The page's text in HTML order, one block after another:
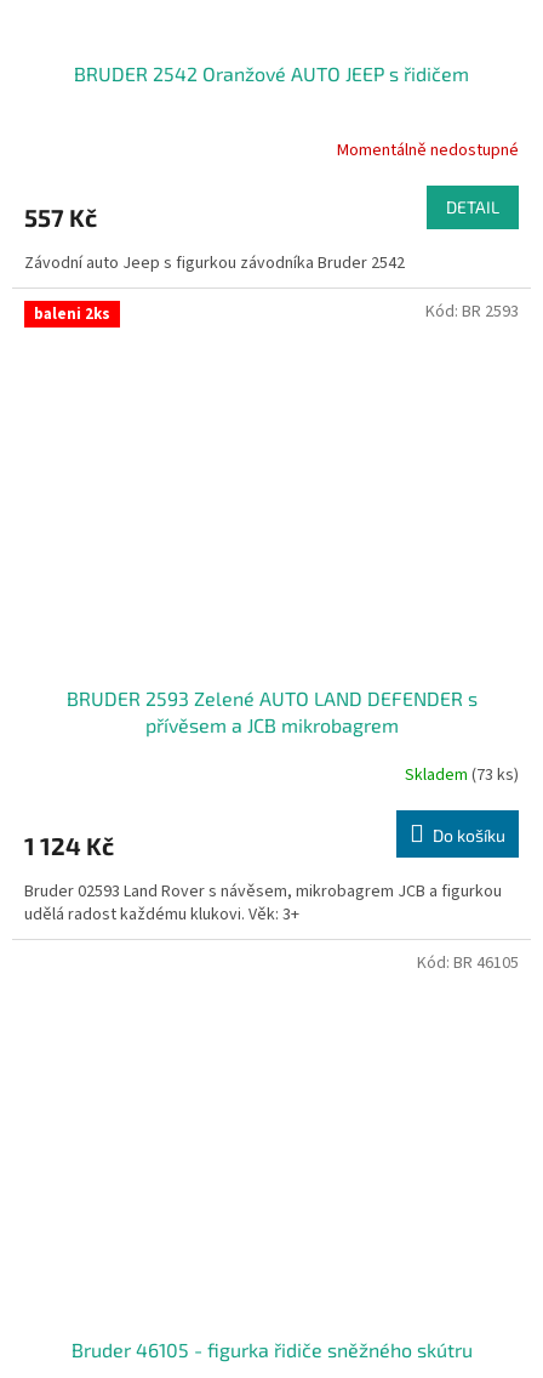
BRUDER 2542 Oranžové AUTO JEEP s řidičem
Momentálně nedostupné
557 Kč DETAIL
Závodní auto Jeep s figurkou závodníka Bruder 2542
baleni 2ks
BRUDER 2593 Zelené AUTO LAND DEFENDER s
přívěsem a JCB mikrobagrem
Skladem (73 ks)
1 124 Kč Do košíku
Bruder 02593 Land Rover s návěsem, mikrobagrem JCB a figurkou
udělá radost každému klukovi. Věk: 3+
Kód: BR 2593
Bruder 46105 - figurka řidiče sněžného skútru
Kód: BR 46105